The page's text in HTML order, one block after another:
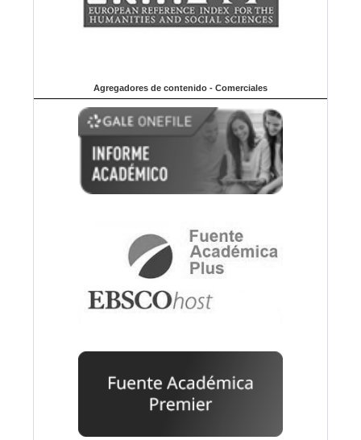
Agregadores de contenido - Comerciales